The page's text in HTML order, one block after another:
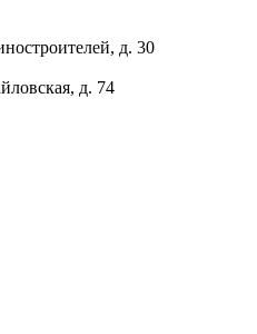
д. 30
д. 74